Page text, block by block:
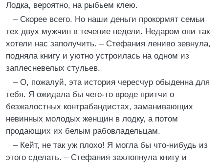
Лодка, вероятно, на рыбьем клею.
– Скорее всего. Но наши деньги прокормят семьи
тех двух мужчин в течение недели. Недаром они так
хотели нас заполучить. – Стефания лениво зевнула,
подняла книгу и уютно устроилась на одном из
заплесневелых стульев.
– О, пожалуй, эта история чересчур обыденна для
тебя. Я ожидала бы чего-то вроде притчи о
безжалостных контрабандистах, заманивающих
невинных молодых женщин в лодку, а потом
продающих их белым рабовладельцам.
– Кейт, не так уж плохо! Я могла бы что-нибудь из
этого сделать. – Стефания захлопнула книгу и